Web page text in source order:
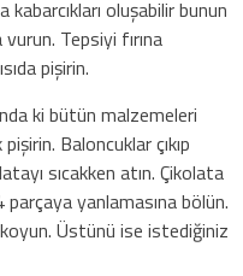
oluşabilir bunun
Tepsiyi fırına
pişirin.
ki bütün malzemeleri
Baloncuklar çıkıp
sıcakken atın. Çikolata
yanlamasına bölün.
Üstünü ise istediğiniz